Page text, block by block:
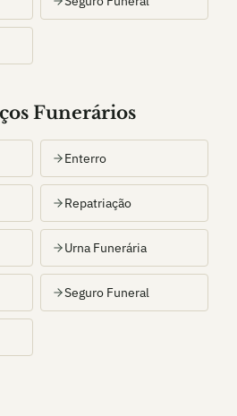
Funerários
Enterro
Repatriação
Urna Funerária
Seguro Funeral